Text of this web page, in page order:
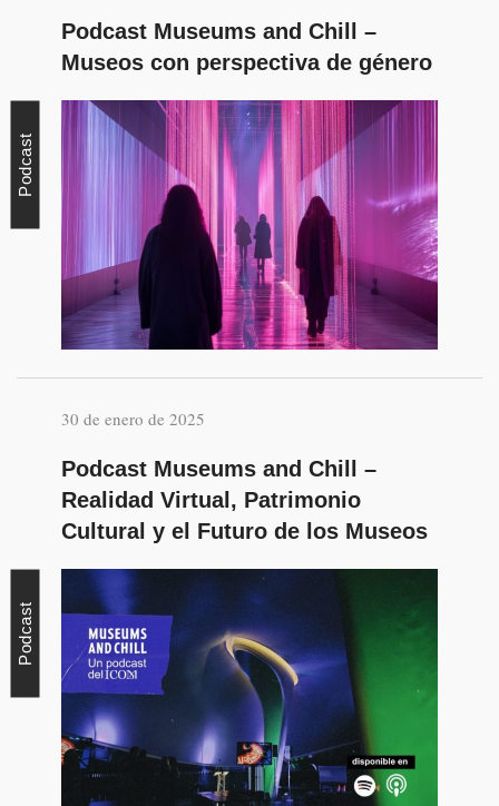
Podcast Museums and Chill –
Museos con perspectiva de género
Podcast
30 de enero de 2025
Podcast Museums and Chill –
Realidad Virtual, Patrimonio
Cultural y el Futuro de los Museos
Podcast